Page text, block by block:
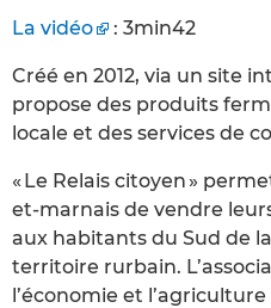
La vidéo : 3min42
Créé en 2012, via un site
propose des produits
locale et des services de
« Le Relais citoyen »
et-marnais de vendre
aux habitants du Sud de
territoire rurbain.
l’économie et